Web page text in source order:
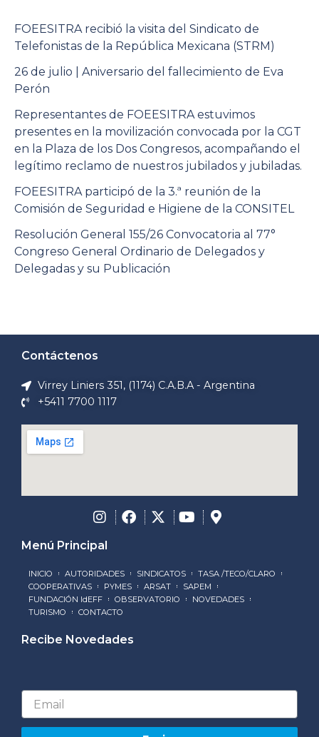
FOEESITRA recibió la visita del Sindicato de
Telefonistas de la República Mexicana (STRM)
26 de julio | Aniversario del fallecimiento de Eva
Perón
Representantes de FOEESITRA estuvimos
presentes en la movilización convocada por la CGT
en la Plaza de los Dos Congresos, acompañando el
legítimo reclamo de nuestros jubilados y jubiladas.
FOEESITRA participó de la 3.ª reunión de la
Comisión de Seguridad e Higiene de la CONSITEL
Resolución General 155/26 Convocatoria al 77°
Congreso General Ordinario de Delegados y
Delegadas y su Publicación
Contáctenos
Virrey Liniers 351, (1174) C.A.B.A - Argentina
+5411 7700 1117
Menú Principal
INICIO AUTORIDADES SINDICATOS
TASA /TECO/CLARO
COOPERATIVAS
PYMES ARSAT
SAPEM
FUNDACIÓN IdEFF
OBSERVATORIO
NOVEDADES
TURISMO
CONTACTO
Recibe Novedades
Email